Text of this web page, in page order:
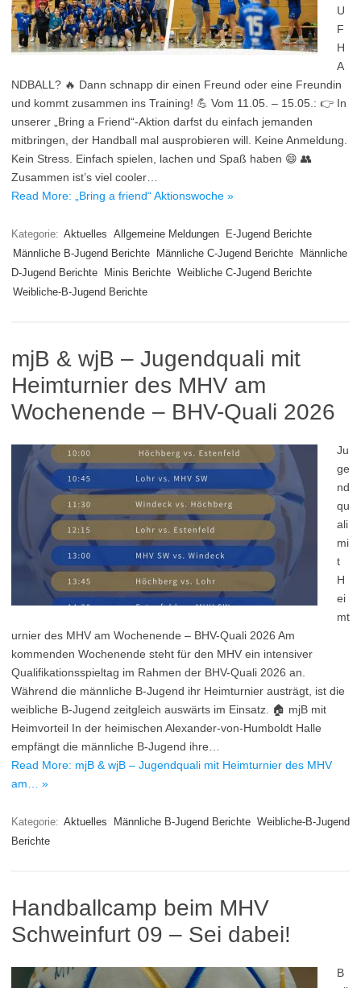
U
F
H
A
NDBALL? 🔥 Dann schnapp dir einen Freund oder eine Freundin
und kommt zusammen ins Training! 💪 Vom 11.05. – 15.05.: 👉 In
unserer „Bring a Friend“-Aktion darfst du einfach jemanden
mitbringen, der Handball mal ausprobieren will. Keine Anmeldung.
Kein Stress. Einfach spielen, lachen und Spaß haben 😄 👥
Zusammen ist’s viel cooler…
Read More: „Bring a friend“ Aktionswoche »
Kategorie: Aktuelles Allgemeine Meldungen
E-Jugend Berichte
Männliche B-Jugend Berichte
Männliche C-Jugend Berichte
Männliche
D-Jugend Berichte
Minis Berichte Weibliche C-Jugend Berichte
Weibliche-B-Jugend Berichte
mjB & wjB – Jugendquali mit
Heimturnier des MHV am
Wochenende – BHV-Quali 2026
Ju
ge
nd
qu
ali
mi
t
H
ei
mt
urnier des MHV am Wochenende – BHV-Quali 2026 Am
kommenden Wochenende steht für den MHV ein intensiver
Qualifikationsspieltag im Rahmen der BHV-Quali 2026 an.
Während die männliche B-Jugend ihr Heimturnier austrägt, ist die
weibliche B-Jugend zeitgleich auswärts im Einsatz. 🏠 mjB mit
Heimvorteil In der heimischen Alexander-von-Humboldt Halle
empfängt die männliche B-Jugend ihre…
Read More: mjB & wjB – Jugendquali mit Heimturnier des MHV
am… »
Kategorie: Aktuelles Männliche B-Jugend Berichte Weibliche-B-Jugend
Berichte
Handballcamp beim MHV
Schweinfurt 09 – Sei dabei!
B